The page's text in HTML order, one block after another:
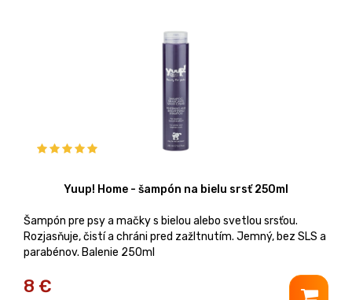
Yuup! Home - šampón na bielu srsť 250ml
Šampón pre psy a mačky s bielou alebo svetlou srsťou.
Rozjasňuje, čistí a chráni pred zažltnutím. Jemný, bez SLS a
parabénov. Balenie 250ml
8 €